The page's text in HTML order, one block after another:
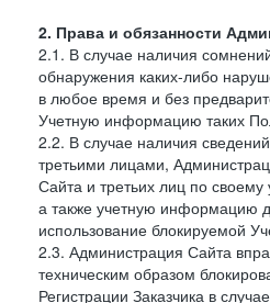
2. Права и обязанности
2.1. В случае наличия
обнаружения каких-либо
в любое время и без
Учетную информацию таких
2.2. В случае наличия
третьими лицами,
Сайта и третьих лиц по
а также учетную информацию
использование блокируемой
2.3. Администрация Сайта
техническим образом
Регистрации Заказчика в